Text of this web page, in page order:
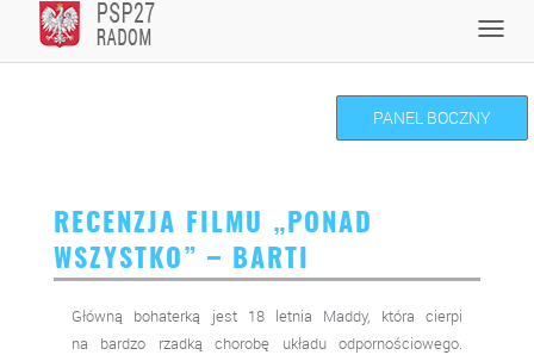
content
PANEL BOCZNY
RECENZJA FILMU „PONAD
WSZYSTKO” – BARTI
Główną bohaterką jest 18 letnia Maddy, która cierpi
na bardzo rzadką chorobę układu odpornościowego.